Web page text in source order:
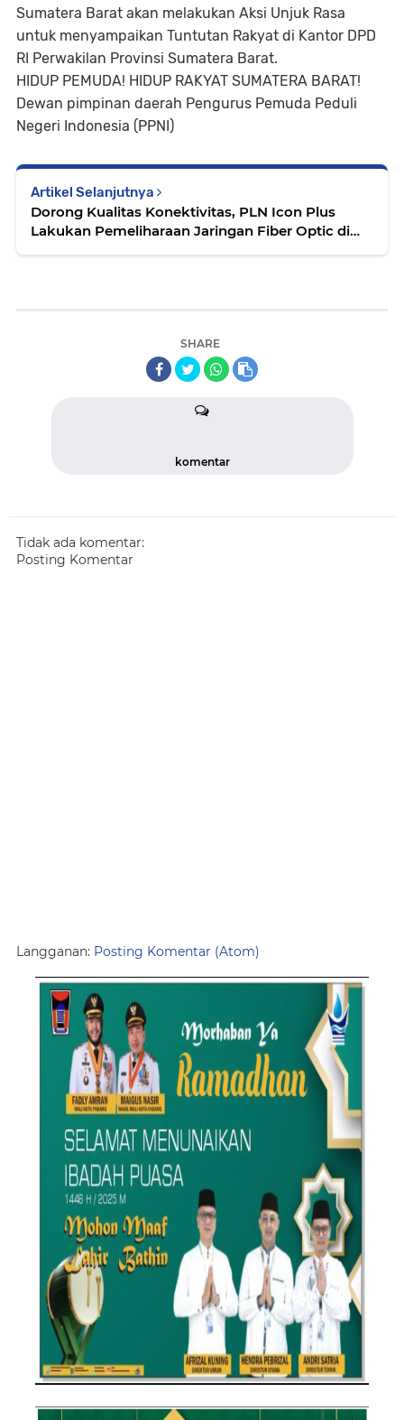
Sumatera Barat akan melakukan Aksi Unjuk Rasa
untuk menyampaikan Tuntutan Rakyat di Kantor DPD
RI Perwakilan Provinsi Sumatera Barat.
HIDUP PEMUDA! HIDUP RAKYAT SUMATERA BARAT!
Dewan pimpinan daerah Pengurus Pemuda Peduli
Negeri Indonesia (PPNI)
Artikel Selanjutnya
Dorong Kualitas Konektivitas, PLN Icon Plus
Lakukan Pemeliharaan Jaringan Fiber Optic di
SHARE
komentar
Tidak ada komentar:
Posting Komentar
Langganan: Posting Komentar (Atom)